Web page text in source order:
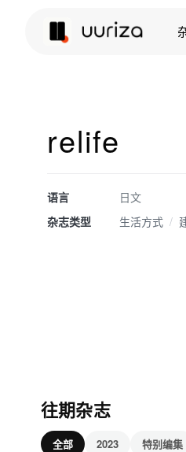
relife
语言
日文
杂志类型
生活方式 /
往期杂志
全部 2023 特别编集